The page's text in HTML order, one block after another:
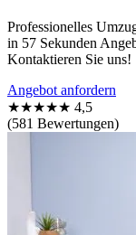
Professionelles
in 57 Sekunden
Kontaktieren Sie uns!
Angebot anfordern
★★★★★ 4,5
(581 Bewertungen)